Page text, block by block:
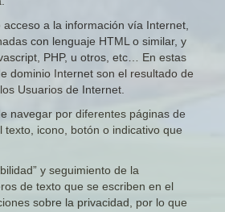
a la información vía Internet,
con lenguaje HTML o similar, y
PHP, u otros, etc… En estas
dominio Internet son el resultado de
Usuarios de Internet.
navegar por diferentes páginas de
icono, botón o indicativo que
y seguimiento de la
de texto que se escriben en el
sobre la privacidad, por lo que